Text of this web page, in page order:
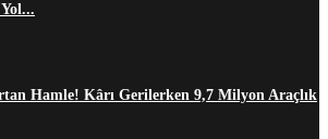
Hamle! Kârı Gerilerken 9,7 Milyon Araçlık